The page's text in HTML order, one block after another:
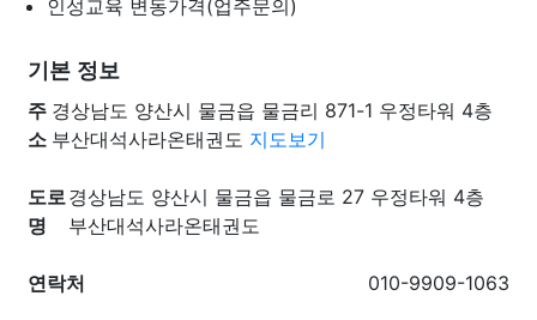
인성교육 변동가격(업주문의)
기본 정보
주
소
경상남도 양산시 물금읍 물금리 871-1 우정타워 4층
부산대석사라온태권도 지도보기
도로
명
경상남도 양산시 물금읍 물금로 27 우정타워 4층
부산대석사라온태권도
연락처 010-9909-1063